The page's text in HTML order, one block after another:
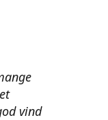
vind